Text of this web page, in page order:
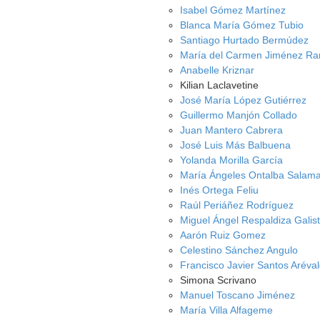
Isabel Gómez Martínez
Blanca María Gómez Tubio
Santiago Hurtado Bermúdez
María del Carmen Jiménez
Anabelle Kriznar
Kilian Laclavetine
José María López Gutiérrez
Guillermo Manjón Collado
Juan Mantero Cabrera
José Luis Más Balbuena
Yolanda Morilla García
María Ángeles Ontalba
Inés Ortega Feliu
Raúl Periáñez Rodríguez
Miguel Ángel Respaldiza
Aarón Ruiz Gomez
Celestino Sánchez Angulo
Francisco Javier Santos
Simona Scrivano
Manuel Toscano Jiménez
María Villa Alfageme